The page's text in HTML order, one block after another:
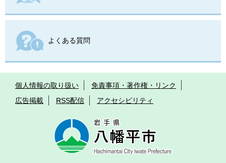
よくある質問
個人情報の取り扱い
免責事項・著作権・リンク
広告掲載
RSS配信 アクセシビリティ